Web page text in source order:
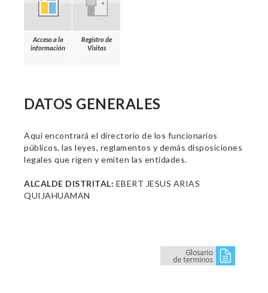
Acceso a la
información
Registro de
Visitas
DATOS GENERALES
Aquí encontrará el directorio de los funcionarios
públicos, las leyes, reglamentos y demás disposiciones
legales que rigen y emiten las entidades.
ALCALDE DISTRITAL: EBERT JESUS ARIAS
QUIJAHUAMAN